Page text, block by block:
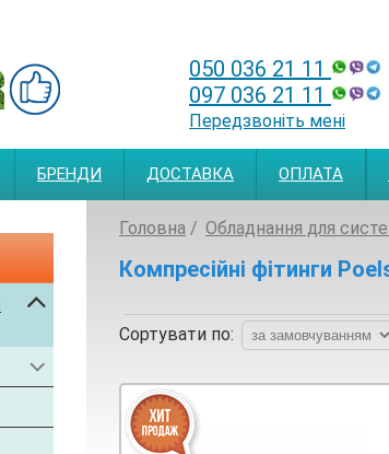
050 036 21 11
097 036 21 11
Передзвоніть мені
БРЕНДИ ДОСТАВКА ОПЛАТА
Головна Обладнання для
Компресійні фітинги
Сортувати по: